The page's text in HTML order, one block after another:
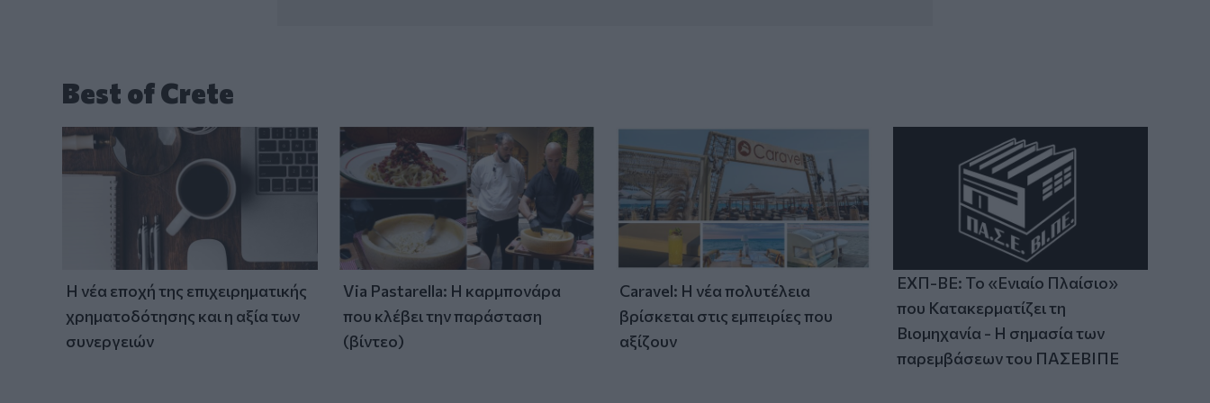
Best of Crete
Η νέα εποχή της επιχειρηματικής
χρηματοδότησης και η αξία των
συνεργειών
Via Pastarella: Η καρμπονάρα
που κλέβει την παράσταση
(βίντεο)
Caravel: Η νέα πολυτέλεια
βρίσκεται στις εμπειρίες που
αξίζουν
ΕΧΠ-ΒΕ: Το «Ενιαίο Πλαίσιο»
που Κατακερματίζει τη
Βιομηχανία - Η σημασία των
παρεμβάσεων του ΠΑΣΕΒΙΠΕ